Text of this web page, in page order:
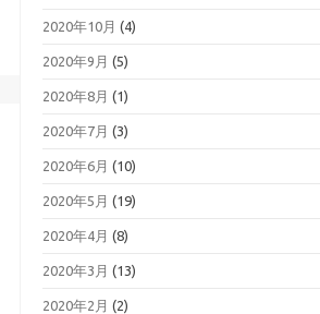
2020年10月 (4)
2020年9月 (5)
2020年8月 (1)
2020年7月 (3)
2020年6月 (10)
2020年5月 (19)
2020年4月 (8)
2020年3月 (13)
2020年2月 (2)